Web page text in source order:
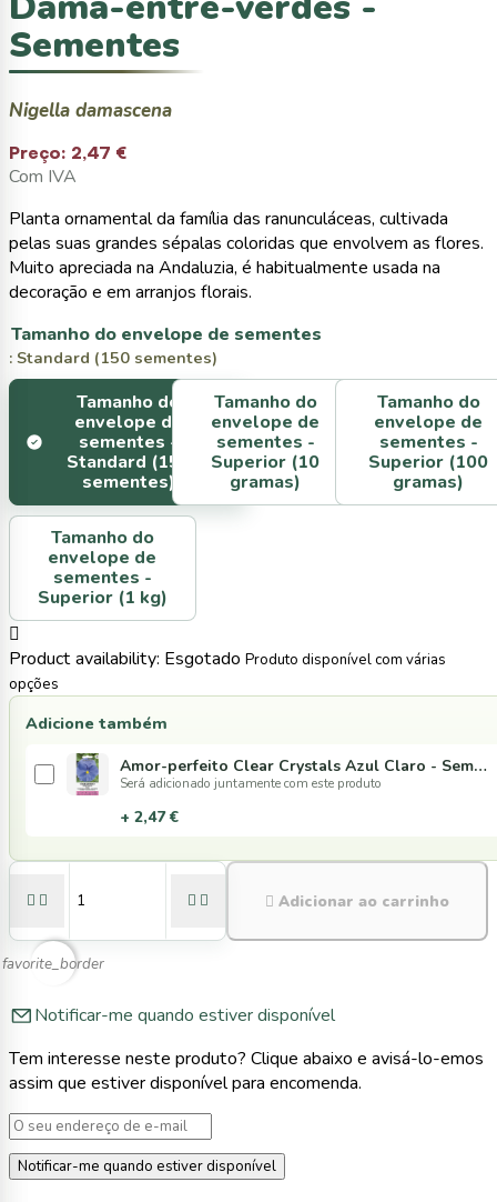
Sementes
Nigella damascena
Preço: 2,47 €
Com IVA
Planta ornamental da família das ranunculáceas, cultivada
pelas suas grandes sépalas coloridas que envolvem as flores.
Muito apreciada na Andaluzia, é habitualmente usada na
decoração e em arranjos florais.
Tamanho do envelope de sementes
: Standard (150 sementes)
Tamanho do
envelope de
sementes -
Standard (150
sementes)
Tamanho do
envelope de
sementes -
Superior (10
gramas)
Tamanho do
envelope de
sementes -
Superior (100
gramas)
Tamanho do
envelope de
sementes -
Superior (1 kg)

Product availability: Esgotado Produto disponível com várias
opções
     Adicionar ao carrinho
favorite_border
Adicione também
Amor-perfeito Clear Crystals Azul Claro - Sementes
Será adicionado juntamente com este produto
+ 2,47 €
Notificar-me quando estiver disponível
Tem interesse neste produto? Clique abaixo e avisá-lo-emos
assim que estiver disponível para encomenda.
Notificar-me quando estiver disponível